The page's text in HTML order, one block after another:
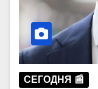
СЕГОДНЯ 📰